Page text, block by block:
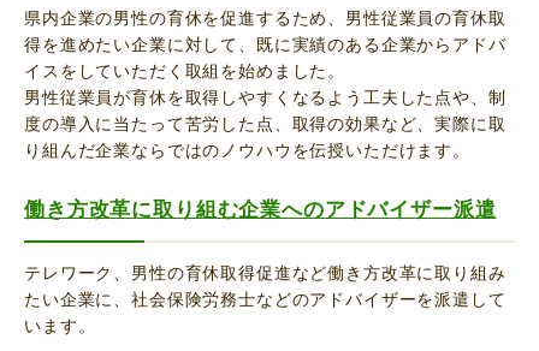
県内企業の男性の育休を促進するため、男性従業員の育休取
得を進めたい企業に対して、既に実績のある企業からアドバ
イスをしていただく取組を始めました。
男性従業員が育休を取得しやすくなるよう工夫した点や、制
度の導入に当たって苦労した点、取得の効果など、実際に取
り組んだ企業ならではのノウハウを伝授いただけます。
働き方改革に取り組む企業へのアドバイザー派遣
テレワーク、男性の育休取得促進など働き方改革に取り組み
たい企業に、社会保険労務士などのアドバイザーを派遣して
います。